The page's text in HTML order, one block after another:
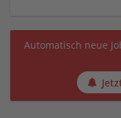
Automatisch neue